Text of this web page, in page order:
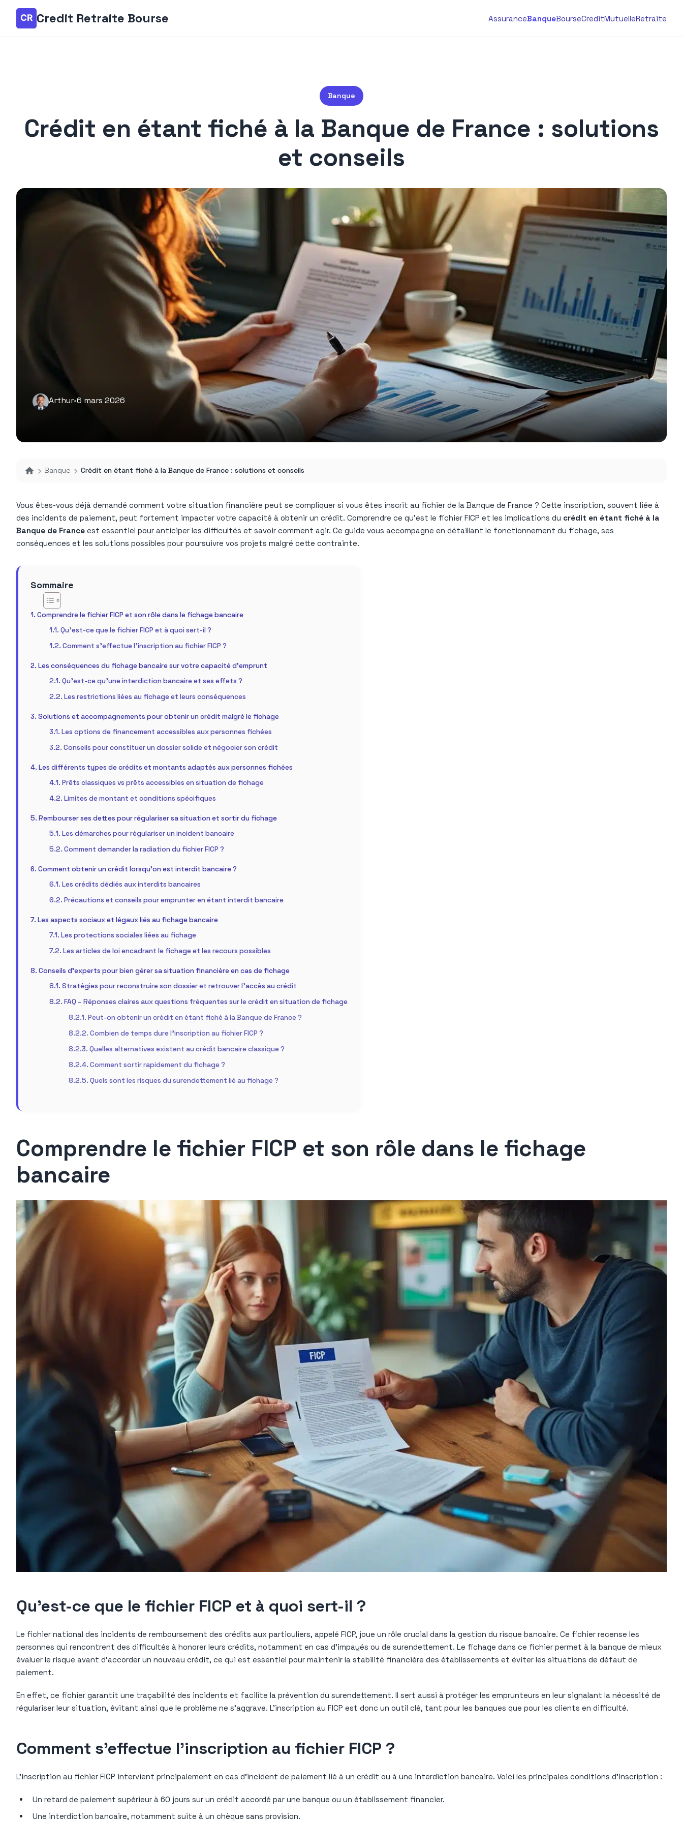
Credit Retraite Bourse AssuranceBanqueBourseCreditMutuelleRetraite
Banque
Crédit en étant fiché à la Banque de France : solutions
et conseils
Arthur•6 mars 2026
Banque Crédit en étant fiché à la Banque de France : solutions et conseils
Vous êtes-vous déjà demandé comment votre situation financière peut se compliquer si vous êtes inscrit au fichier de la Banque de France ? Cette inscription, souvent liée à
des incidents de paiement, peut fortement impacter votre capacité à obtenir un crédit. Comprendre ce qu’est le fichier FICP et les implications du crédit en étant fiché à la
Banque de France est essentiel pour anticiper les difficultés et savoir comment agir. Ce guide vous accompagne en détaillant le fonctionnement du fichage, ses
conséquences et les solutions possibles pour poursuivre vos projets malgré cette contrainte.
Sommaire
Comprendre le fichier FICP et son rôle dans le fichage bancaire
Qu’est-ce que le fichier FICP et à quoi sert-il ?
Comment s’effectue l’inscription au fichier FICP ?
Les conséquences du fichage bancaire sur votre capacité d’emprunt
Qu’est-ce qu’une interdiction bancaire et ses effets ?
Les restrictions liées au fichage et leurs conséquences
Solutions et accompagnements pour obtenir un crédit malgré le fichage
Les options de financement accessibles aux personnes fichées
Conseils pour constituer un dossier solide et négocier son crédit
Les différents types de crédits et montants adaptés aux personnes fichées
Prêts classiques vs prêts accessibles en situation de fichage
Limites de montant et conditions spécifiques
Rembourser ses dettes pour régulariser sa situation et sortir du fichage
Les démarches pour régulariser un incident bancaire
Comment demander la radiation du fichier FICP ?
Comment obtenir un crédit lorsqu’on est interdit bancaire ?
Les crédits dédiés aux interdits bancaires
Précautions et conseils pour emprunter en étant interdit bancaire
Les aspects sociaux et légaux liés au fichage bancaire
Les protections sociales liées au fichage
Les articles de loi encadrant le fichage et les recours possibles
Conseils d’experts pour bien gérer sa situation financière en cas de fichage
Stratégies pour reconstruire son dossier et retrouver l’accès au crédit
FAQ – Réponses claires aux questions fréquentes sur le crédit en situation de fichage
Peut-on obtenir un crédit en étant fiché à la Banque de France ?
Combien de temps dure l’inscription au fichier FICP ?
Quelles alternatives existent au crédit bancaire classique ?
Comment sortir rapidement du fichage ?
Quels sont les risques du surendettement lié au fichage ?
Comprendre le fichier FICP et son rôle dans le fichage
bancaire
Qu’est-ce que le fichier FICP et à quoi sert-il ?
Le fichier national des incidents de remboursement des crédits aux particuliers, appelé FICP, joue un rôle crucial dans la gestion du risque bancaire. Ce fichier recense les
personnes qui rencontrent des difficultés à honorer leurs crédits, notamment en cas d’impayés ou de surendettement. Le fichage dans ce fichier permet à la banque de mieux
évaluer le risque avant d’accorder un nouveau crédit, ce qui est essentiel pour maintenir la stabilité financière des établissements et éviter les situations de défaut de
paiement.
En effet, ce fichier garantit une traçabilité des incidents et facilite la prévention du surendettement. Il sert aussi à protéger les emprunteurs en leur signalant la nécessité de
régulariser leur situation, évitant ainsi que le problème ne s’aggrave. L’inscription au FICP est donc un outil clé, tant pour les banques que pour les clients en difficulté.
Comment s’effectue l’inscription au fichier FICP ?
L’inscription au fichier FICP intervient principalement en cas d’incident de paiement lié à un crédit ou à une interdiction bancaire. Voici les principales conditions d’inscription :
Un retard de paiement supérieur à 60 jours sur un crédit accordé par une banque ou un établissement financier.
Une interdiction bancaire, notamment suite à un chèque sans provision.